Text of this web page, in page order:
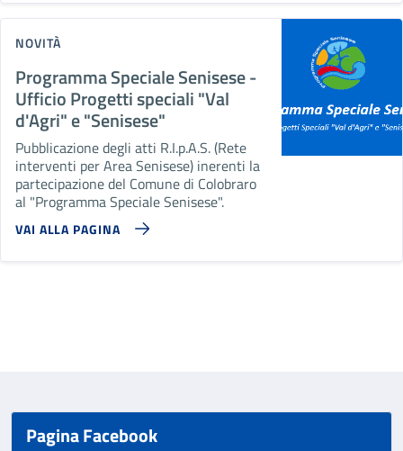
NOVITÀ
Programma Speciale Senisese -
Ufficio Progetti speciali "Val
d'Agri" e "Senisese"
Pubblicazione degli atti R.I.p.A.S. (Rete
interventi per Area Senisese) inerenti la
partecipazione del Comune di Colobraro
al "Programma Speciale Senisese".
VAI ALLA PAGINA
Pagina Facebook